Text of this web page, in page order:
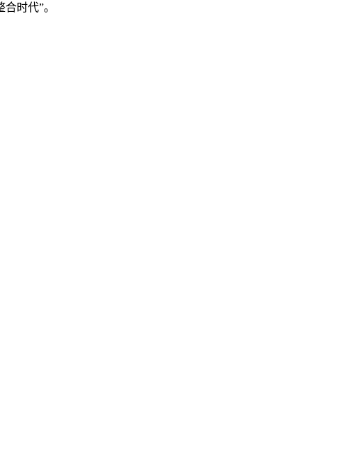
时代”。